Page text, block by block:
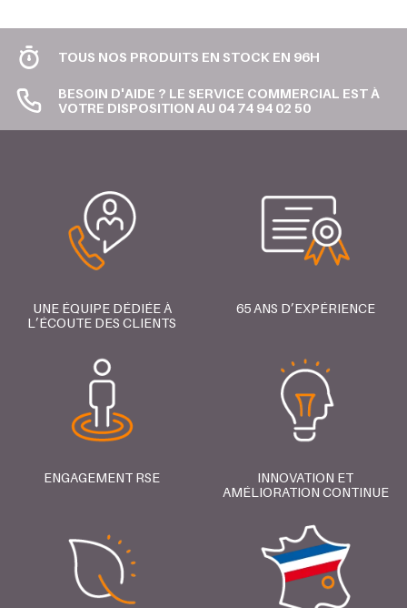
TOUS NOS PRODUITS EN STOCK EN 96H
BESOIN D'AIDE ? LE SERVICE COMMERCIAL EST À
VOTRE DISPOSITION AU 04 74 94 02 50
UNE ÉQUIPE DÉDIÉE À
L’ÉCOUTE DES CLIENTS
65 ANS D’EXPÉRIENCE
ENGAGEMENT RSE
INNOVATION ET
AMÉLIORATION CONTINUE